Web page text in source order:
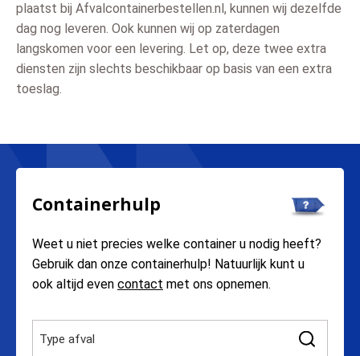
plaatst bij Afvalcontainerbestellen.nl, kunnen wij dezelfde
dag nog leveren. Ook kunnen wij op zaterdagen
langskomen voor een levering. Let op, deze twee extra
diensten zijn slechts beschikbaar op basis van een extra
toeslag.
Containerhulp
Weet u niet precies welke container u nodig heeft?
Gebruik dan onze containerhulp! Natuurlijk kunt u
ook altijd even contact met ons opnemen.